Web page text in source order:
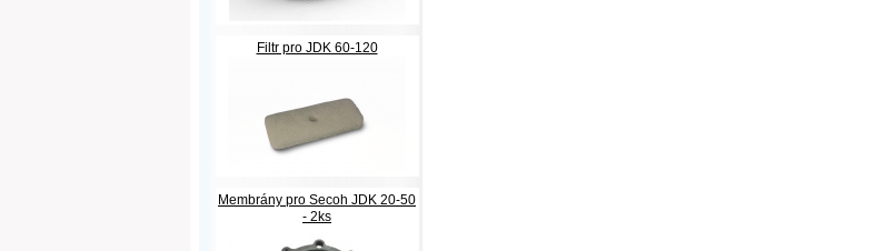
Filtr pro JDK 60-120
Membrány pro Secoh JDK 20-50
- 2ks